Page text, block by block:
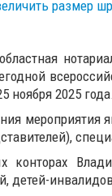
ноября 2025 года.
мероприятия
конторах
детей-